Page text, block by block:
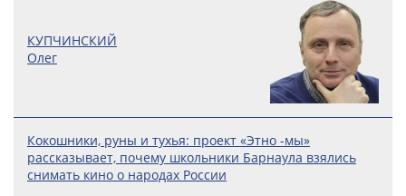
КУПЧИНСКИЙ
Олег
Кокошники, руны и тухья: проект «Этно -мы»
рассказывает, почему школьники Барнаула взялись
снимать кино о народах России